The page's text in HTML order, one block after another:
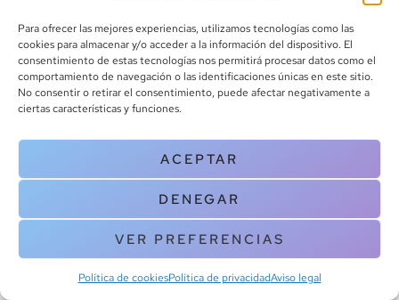
Para ofrecer las mejores experiencias, utilizamos tecnologías como las
cookies para almacenar y/o acceder a la información del dispositivo. El
consentimiento de estas tecnologías nos permitirá procesar datos como el
comportamiento de navegación o las identificaciones únicas en este sitio.
No consentir o retirar el consentimiento, puede afectar negativamente a
ciertas características y funciones.
ACEPTAR
DENEGAR
VER PREFERENCIAS
Política de cookiesPolítica de privacidadAviso legal
info@canoalibros.com
pedidos@canoalibros.com
+34 934 242 391
CONTACTO
Copyright © 2025 Canoa Libros. All Rights Reserved |
cookies
| Aviso legal